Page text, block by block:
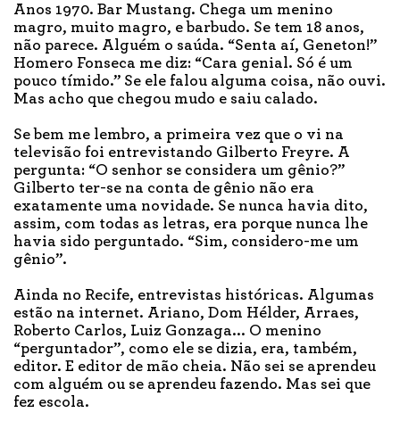
Anos 1970. Bar Mustang. Chega um menino
magro, muito magro, e barbudo. Se tem 18 anos,
não parece. Alguém o saúda. “Senta aí, Geneton!”
Homero Fonseca me diz: “Cara genial. Só é um
pouco tímido.” Se ele falou alguma coisa, não ouvi.
Mas acho que chegou mudo e saiu calado.
Se bem me lembro, a primeira vez que o vi na
televisão foi entrevistando Gilberto Freyre. A
pergunta: “O senhor se considera um gênio?”
Gilberto ter-se na conta de gênio não era
exatamente uma novidade. Se nunca havia dito,
assim, com todas as letras, era porque nunca lhe
havia sido perguntado. “Sim, considero-me um
gênio”.
Ainda no Recife, entrevistas históricas. Algumas
estão na internet. Ariano, Dom Hélder, Arraes,
Roberto Carlos, Luiz Gonzaga... O menino
“perguntador”, como ele se dizia, era, também,
editor. E editor de mão cheia. Não sei se aprendeu
com alguém ou se aprendeu fazendo. Mas sei que
fez escola.